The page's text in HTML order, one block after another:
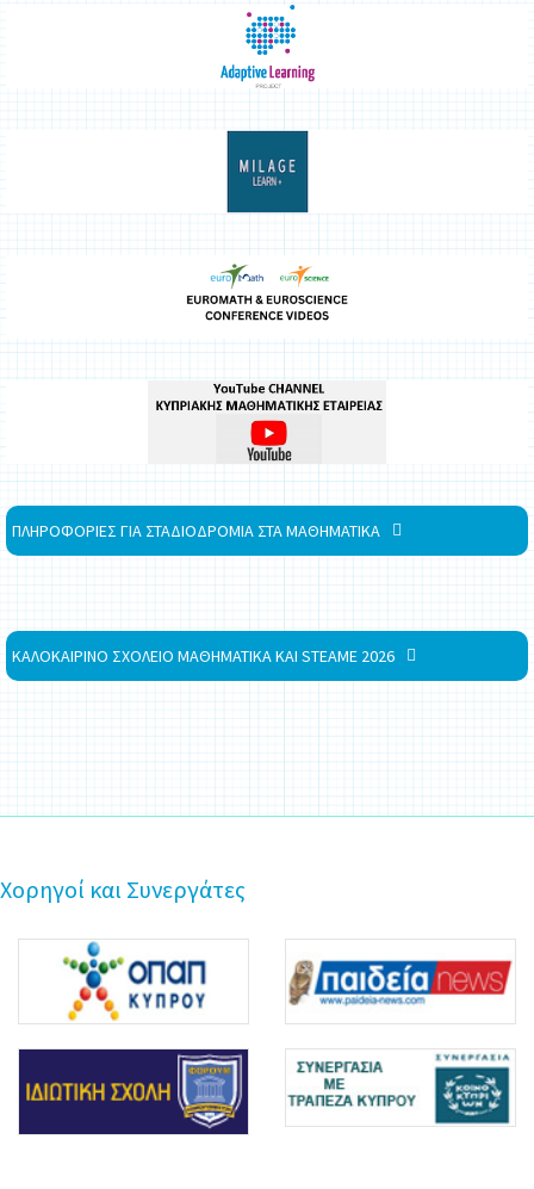
ΠΛΗΡΟΦΟΡΙΕΣ ΓΙΑ ΣΤΑΔΙΟΔΡΟΜΙΑ ΣΤΑ ΜΑΘΗΜΑΤΙΚΑ
ΚΑΛΟΚΑΙΡΙΝΟ ΣΧΟΛΕΙΟ ΜΑΘΗΜΑΤΙΚΑ ΚΑΙ STEAME 2026
Χορηγοί και Συνεργάτες